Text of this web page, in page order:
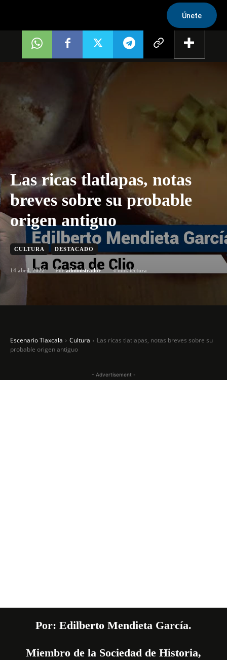
Únete
Las ricas tlatlapas, notas
breves sobre su probable
origen antiguo
CULTURA DESTACADO
14 abril, 2022 Por administrador 4min. lectura
Escenario Tlaxcala Cultura
Las ricas tlatlapas, notas breves sobre su
probable origen antiguo
- Advertisement -
Por: Edilberto Mendieta García.
Miembro de la Sociedad de Historia,